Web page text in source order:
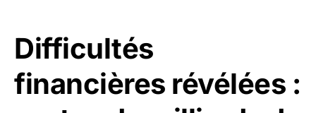
Difficultés
financières révélées :